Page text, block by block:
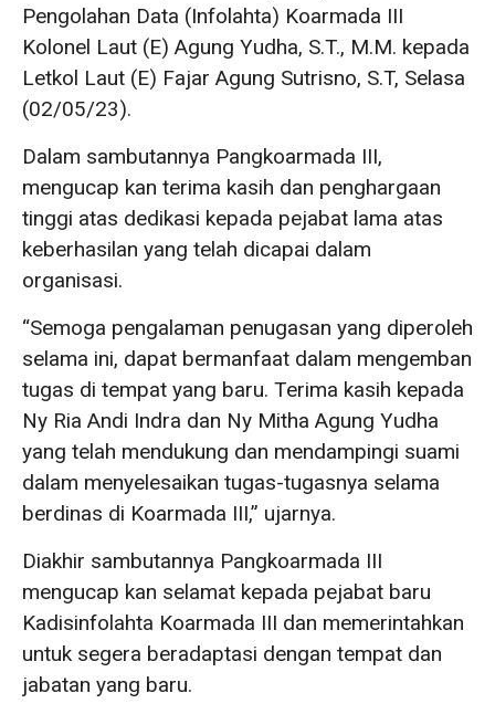
Pengolahan Data (Infolahta) Koarmada III
Kolonel Laut (E) Agung Yudha, S.T., M.M. kepada
Letkol Laut (E) Fajar Agung Sutrisno, S.T, Selasa
(02/05/23).
Dalam sambutannya Pangkoarmada III,
mengucap kan terima kasih dan penghargaan
tinggi atas dedikasi kepada pejabat lama atas
keberhasilan yang telah dicapai dalam
organisasi.
“Semoga pengalaman penugasan yang diperoleh
selama ini, dapat bermanfaat dalam mengemban
tugas di tempat yang baru. Terima kasih kepada
Ny Ria Andi Indra dan Ny Mitha Agung Yudha
yang telah mendukung dan mendampingi suami
dalam menyelesaikan tugas-tugasnya selama
berdinas di Koarmada III,” ujarnya.
Diakhir sambutannya Pangkoarmada III
mengucap kan selamat kepada pejabat baru
Kadisinfolahta Koarmada III dan memerintahkan
untuk segera beradaptasi dengan tempat dan
jabatan yang baru.